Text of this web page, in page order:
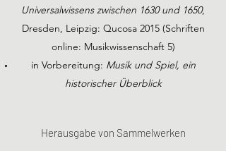
Universalwissens zwischen 1630 und 1650,
Dresden, Leipzig: Qucosa 2015 (Schriften
online: Musikwissenschaft 5)
in Vorbereitung: Musik und Spiel, ein
historischer Überblick
Herausgabe von Sammelwerken